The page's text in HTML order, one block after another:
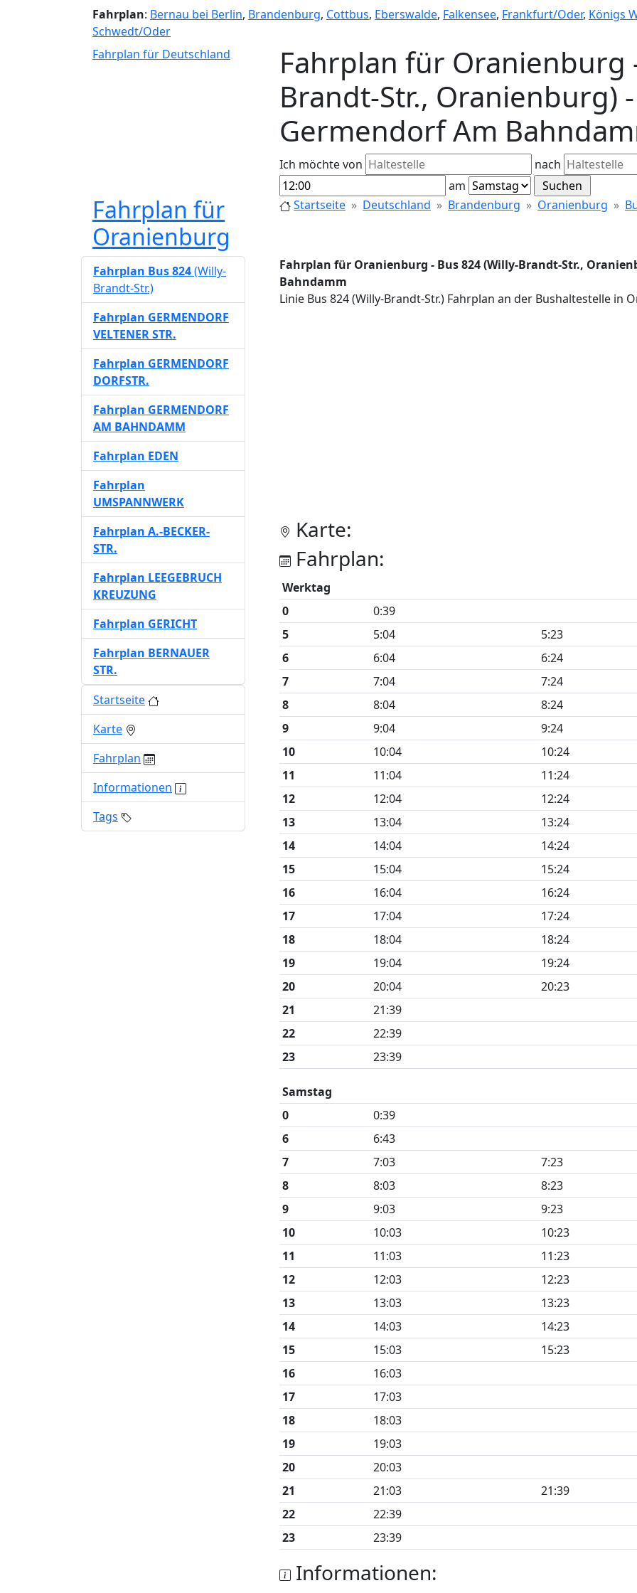
Fahrplan: Bernau bei Berlin, Brandenburg, Cottbus, Eberswalde, Falkensee, Frankfurt/Oder, Königs
Schwedt/Oder
Fahrplan für Deutschland
Fahrplan für Oranienburg
Brandt-Str., Oranienburg)
Germendorf Am
Ich möchte von
nach
am
Fahrplan für
Oranienburg
Startseite Deutschland Brandenburg Oranienburg
Fahrplan für Oranienburg - Bus 824 (Willy-Brandt-Str.,
Bahndamm
Linie Bus 824 (Willy-Brandt-Str.) Fahrplan an der Bushaltestelle
Karte:
Fahrplan:
Werktag
0
0:39
5
5:04
5:23
6
6:04
6:24
7
7:04
7:24
8
8:04
8:24
9
9:04
9:24
10
10:04
10:24
11
11:04
11:24
12
12:04
12:24
13
13:04
13:24
14
14:04
14:24
15
15:04
15:24
16
16:04
16:24
17
17:04
17:24
18
18:04
18:24
19
19:04
19:24
20
20:04
20:23
21
21:39
22
22:39
23
23:39
Samstag
0
0:39
6
6:43
7
7:03
7:23
8
8:03
8:23
9
9:03
9:23
10
10:03
10:23
11
11:03
11:23
12
12:03
12:23
13
13:03
13:23
14
14:03
14:23
15
15:03
15:23
16
16:03
17
17:03
18
18:03
19
19:03
20
20:03
21
21:03
21:39
22
22:39
23
23:39
Informationen:
Fahrplan Bus 824(Willy-
Brandt-Str.)
Fahrplan GERMENDORF
VELTENER STR.
Fahrplan GERMENDORF
DORFSTR.
Fahrplan GERMENDORF
AM BAHNDAMM
Fahrplan EDEN
Fahrplan
UMSPANNWERK
Fahrplan A.-BECKER-
STR.
Fahrplan LEEGEBRUCH
KREUZUNG
Fahrplan GERICHT
Fahrplan BERNAUER
STR.
Startseite
Karte
Fahrplan
Informationen
Tags